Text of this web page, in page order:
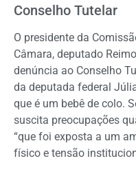
Conselho Tutelar
O presidente da
Câmara, deputado
denúncia ao Conselho
da deputada federal
que é um bebê de colo.
suscita preocupações
“que foi exposta a um
físico e tensão